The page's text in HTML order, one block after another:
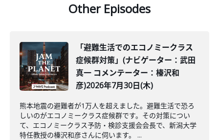
Other Episodes
「避難生活でのエコノミークラス
症候群対策」(ナビゲーター：武田
真一 コメンテーター：榛沢和
彦)2026年7月30日(木)
熊本地震の避難者が1万人を超えました。避難生活で恐ろ
しいのがエコノミークラス症候群です。その対策につい
て、エコノミークラス予防・検診支援会会長で、新潟大学
特任教授の榛沢和彦さんに伺います。 ...